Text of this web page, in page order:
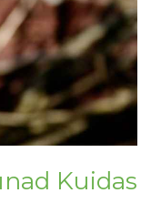
Kuidas